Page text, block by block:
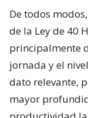
De todos
de la Ley de 40
principalmente
jornada y el
dato relevante,
mayor